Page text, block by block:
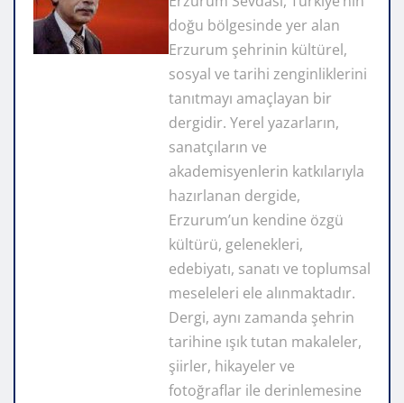
doğu bölgesinde yer alan
Erzurum şehrinin kültürel,
sosyal ve tarihi zenginliklerini
tanıtmayı amaçlayan bir
dergidir. Yerel yazarların,
sanatçıların ve
akademisyenlerin katkılarıyla
hazırlanan dergide,
Erzurum’un kendine özgü
kültürü, gelenekleri,
edebiyatı, sanatı ve toplumsal
meseleleri ele alınmaktadır.
Dergi, aynı zamanda şehrin
tarihine ışık tutan makaleler,
şiirler, hikayeler ve
fotoğraflar ile derinlemesine